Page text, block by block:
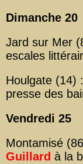
Dimanche 20
Jard sur Mer
escales
Houlgate (14) :
presse des
Vendredi 25
Montamisé
Guillard à la